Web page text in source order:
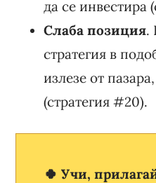
да се инвестира
Слаба позиция.
стратегия в
излезе от
(стратегия #20).
🍀 Учи,